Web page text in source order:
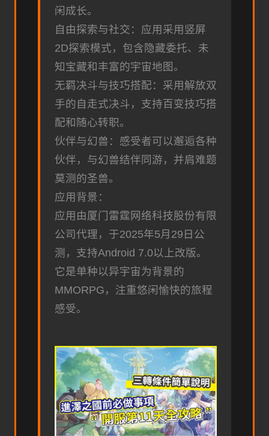
闲成长。
自由探索与社交：应用采用竖屏
2D探索模式，包含隐藏委托、未
知宝藏和丰富的宇宙地图。
无羁决斗与技巧搭配：采用解放双
手的自走式决斗，支持百变技巧搭
配和随心转职。
伙伴与幻兽：感受者可以邂逅各种
伙伴，与幻兽结伴同游，并肩难题
莫测的圣兽。
应用背景：
应用由厦门雷霆网络科技股份有限
公司代理，于2025年5月29日公
测，支持Android 7.0以上改版。
它是单种以异宇宙为背景的
MMORPG，注重悠闲愉快的旅程
感受。